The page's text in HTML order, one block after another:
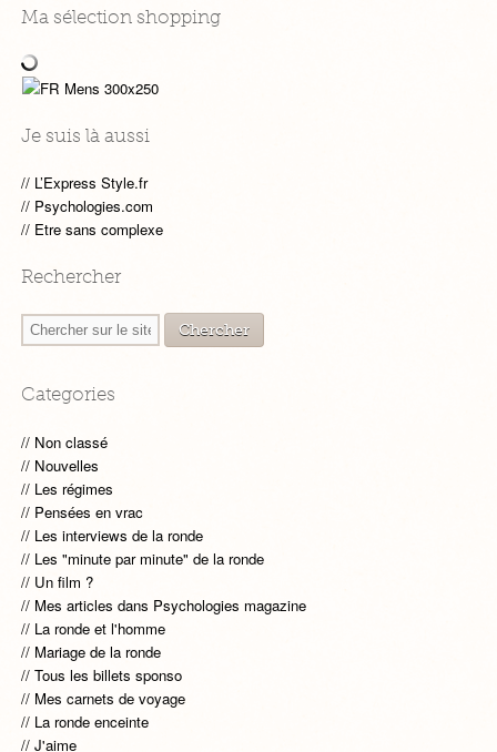
Ma sélection shopping
Je suis là aussi
L’Express Style.fr
Psychologies.com
Etre sans complexe
Rechercher
Categories
Non classé
Nouvelles
Les régimes
Pensées en vrac
Les interviews de la ronde
Les "minute par minute" de la ronde
Un film ?
Mes articles dans Psychologies magazine
La ronde et l'homme
Mariage de la ronde
Tous les billets sponso
Mes carnets de voyage
La ronde enceinte
J'aime